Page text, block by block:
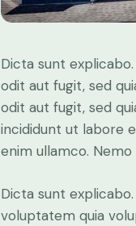
Dicta sunt
odit aut fugit, sed
odit aut fugit, sed
incididunt ut labore
enim ullamco.
Dicta sunt
voluptatem quia